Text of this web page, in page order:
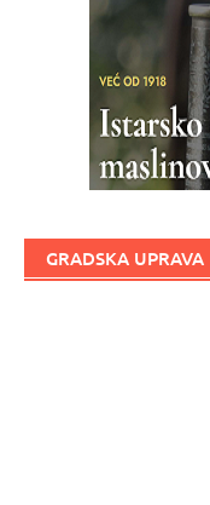
GRADSKA UPRAVA